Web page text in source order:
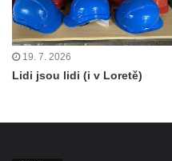
19. 7. 2026
Lidi jsou lidi (i v Loretě)